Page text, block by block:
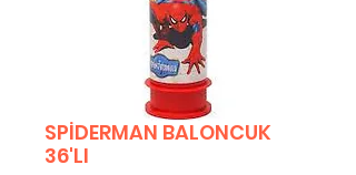
SPİDERMAN BALONCUK
36'LI